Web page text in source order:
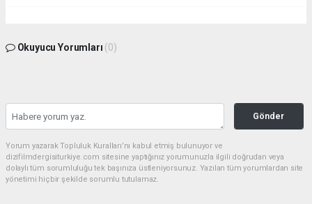
Okuyucu Yorumları (0)
Gönder
Yorum yazarak Topluluk Kuralları’nı kabul etmiş bulunuyor ve
dizifilmdergisiturkiye.com sitesine yaptığınız yorumunuzla ilgili doğrudan veya
dolaylı tüm sorumluluğu tek başınıza üstleniyorsunuz. Yazılan tüm yorumlardan site
yönetimi hiçbir şekilde sorumlu tutulamaz.